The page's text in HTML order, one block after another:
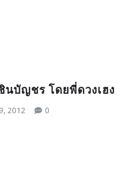
บัญชร โดยพี่ดวงเฮง
2012 0